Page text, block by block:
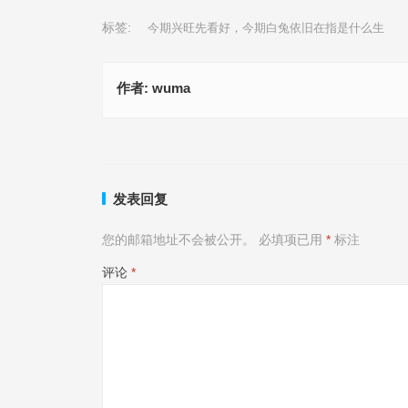
标签: 今期兴旺先看好，今期白兔依旧在指是什么生
作者: wuma
发表回复
您的邮箱地址不会被公开。 必填项已用 * 标注
评论 *